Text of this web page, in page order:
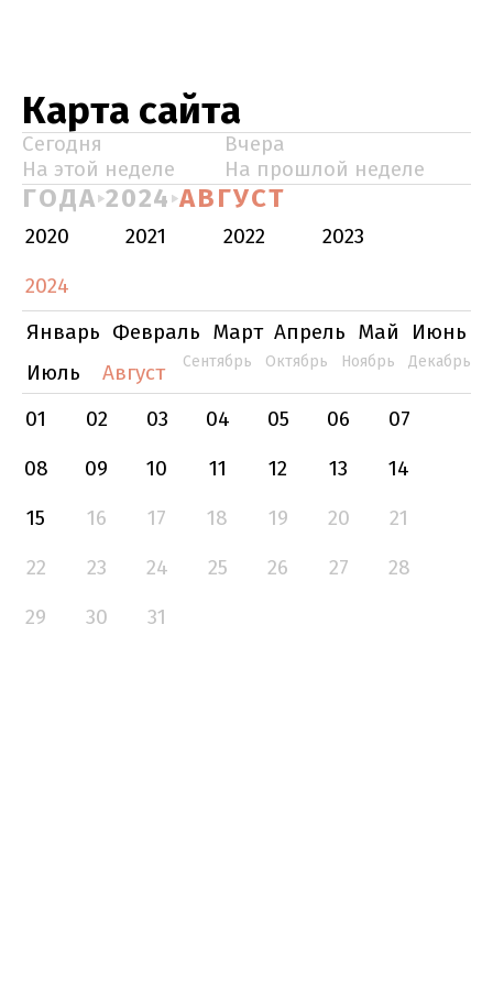
Карта сайта
Сегодня
Вчера
На этой неделе
На прошлой неделе
ГОДА 2024 АВГУСТ
2020 2021 2022
2023
2024
Январь Февраль Март Апрель Май
Июнь
Июль
Август Сентябрь Октябрь Ноябрь Декабрь
01 02 03 04 05 06
07
08
09 10 11 12 13
14
15
16 17 18 19 20
21
22
23 24 25 26 27
28
29
30 31